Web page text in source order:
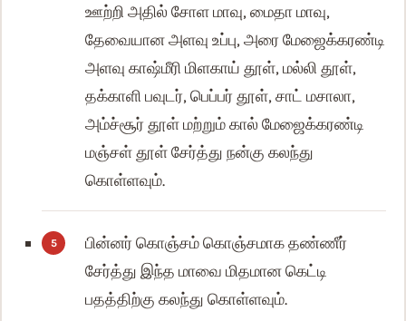
ஊற்றி அதில் சோள மாவு, மைதா மாவு,
தேவையான அளவு உப்பு, அரை மேஜைக்கரண்டி
அளவு காஷ்மீரி மிளகாய் தூள், மல்லி தூள்,
தக்காளி பவுடர், பெப்பர் தூள், சாட் மசாலா,
அம்ச்சூர் தூள் மற்றும் கால் மேஜைக்கரண்டி
மஞ்சள் தூள் சேர்த்து நன்கு கலந்து
கொள்ளவும்.
பின்னர் கொஞ்சம் கொஞ்சமாக தண்ணீர்
சேர்த்து இந்த மாவை மிதமான கெட்டி
பதத்திற்கு கலந்து கொள்ளவும்.